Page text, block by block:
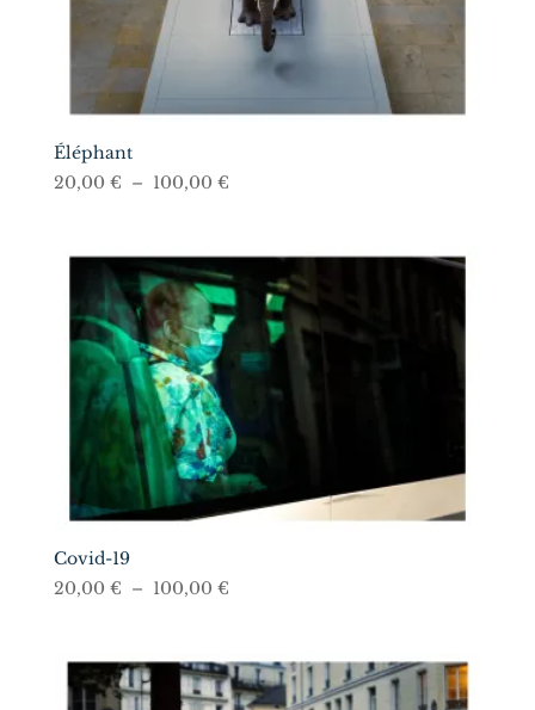
Éléphant
20,00 € – 100,00 €Plage
20,00 €
à
100,00 €
Covid-19
20,00 € – 100,00 €Plage
20,00 €
à